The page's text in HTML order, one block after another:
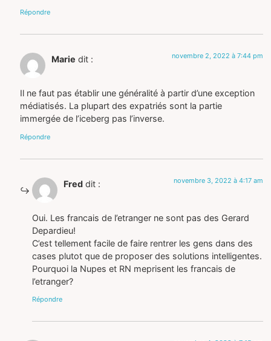
Répondre
Marie dit : novembre 2, 2022 à 7:44 pm
Il ne faut pas établir une généralité à partir d’une exception
médiatisés. La plupart des expatriés sont la partie
immergée de l’iceberg pas l’inverse.
Répondre
Fred dit : novembre 3, 2022 à 4:17 am
Oui. Les francais de l’etranger ne sont pas des Gerard
Depardieu!
C’est tellement facile de faire rentrer les gens dans des
cases plutot que de proposer des solutions intelligentes.
Pourquoi la Nupes et RN meprisent les francais de
l’etranger?
Répondre